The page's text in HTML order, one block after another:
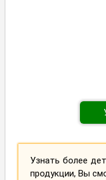
Узнать более
продукции, Вы